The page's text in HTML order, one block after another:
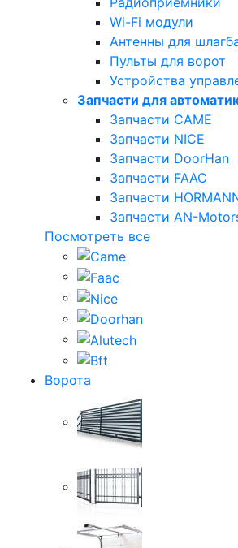
Wi-Fi модули
Антенны для
Пульты для ворот
Устройства
Запчасти для
Запчасти CAME
Запчасти NICE
Запчасти DoorHan
Запчасти FAAC
Запчасти
Запчасти AN-
Посмотреть все
Ворота